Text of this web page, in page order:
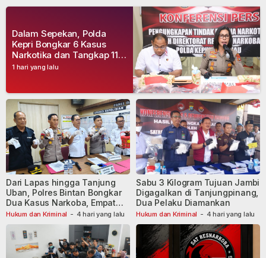
1 hari yang lalu
Dalam Sepekan, Polda
Kepri Bongkar 6 Kasus
Narkotika dan Tangkap 11
Tersangka
Hukum dan Kriminal - 4 hari yang lalu
Dari Lapas hingga Tanjung
Uban, Polres Bintan Bongkar
Dua Kasus Narkoba, Empat
Tersangka Dibekuk
Hukum dan Kriminal - 4 hari yang lalu
Sabu 3 Kilogram Tujuan Jambi
Digagalkan di Tanjungpinang,
Dua Pelaku Diamankan